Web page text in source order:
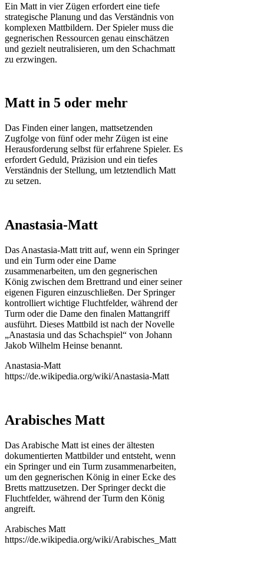
Ein Matt in vier Zügen erfordert eine tiefe
strategische Planung und das Verständnis von
komplexen Mattbildern. Der Spieler muss die
gegnerischen Ressourcen genau einschätzen
und gezielt neutralisieren, um den Schachmatt
zu erzwingen.
Matt in 5 oder mehr
Das Finden einer langen, mattsetzenden
Zugfolge von fünf oder mehr Zügen ist eine
Herausforderung selbst für erfahrene Spieler. Es
erfordert Geduld, Präzision und ein tiefes
Verständnis der Stellung, um letztendlich Matt
zu setzen.
Anastasia-Matt
Das Anastasia-Matt tritt auf, wenn ein Springer
und ein Turm oder eine Dame
zusammenarbeiten, um den gegnerischen
König zwischen dem Brettrand und einer seiner
eigenen Figuren einzuschließen. Der Springer
kontrolliert wichtige Fluchtfelder, während der
Turm oder die Dame den finalen Mattangriff
ausführt. Dieses Mattbild ist nach der Novelle
„Anastasia und das Schachspiel“ von Johann
Jakob Wilhelm Heinse benannt.
Anastasia-Matt
https://de.wikipedia.org/wiki/Anastasia-Matt
Arabisches Matt
Das Arabische Matt ist eines der ältesten
dokumentierten Mattbilder und entsteht, wenn
ein Springer und ein Turm zusammenarbeiten,
um den gegnerischen König in einer Ecke des
Bretts mattzusetzen. Der Springer deckt die
Fluchtfelder, während der Turm den König
angreift.
Arabisches Matt
https://de.wikipedia.org/wiki/Arabisches_Matt